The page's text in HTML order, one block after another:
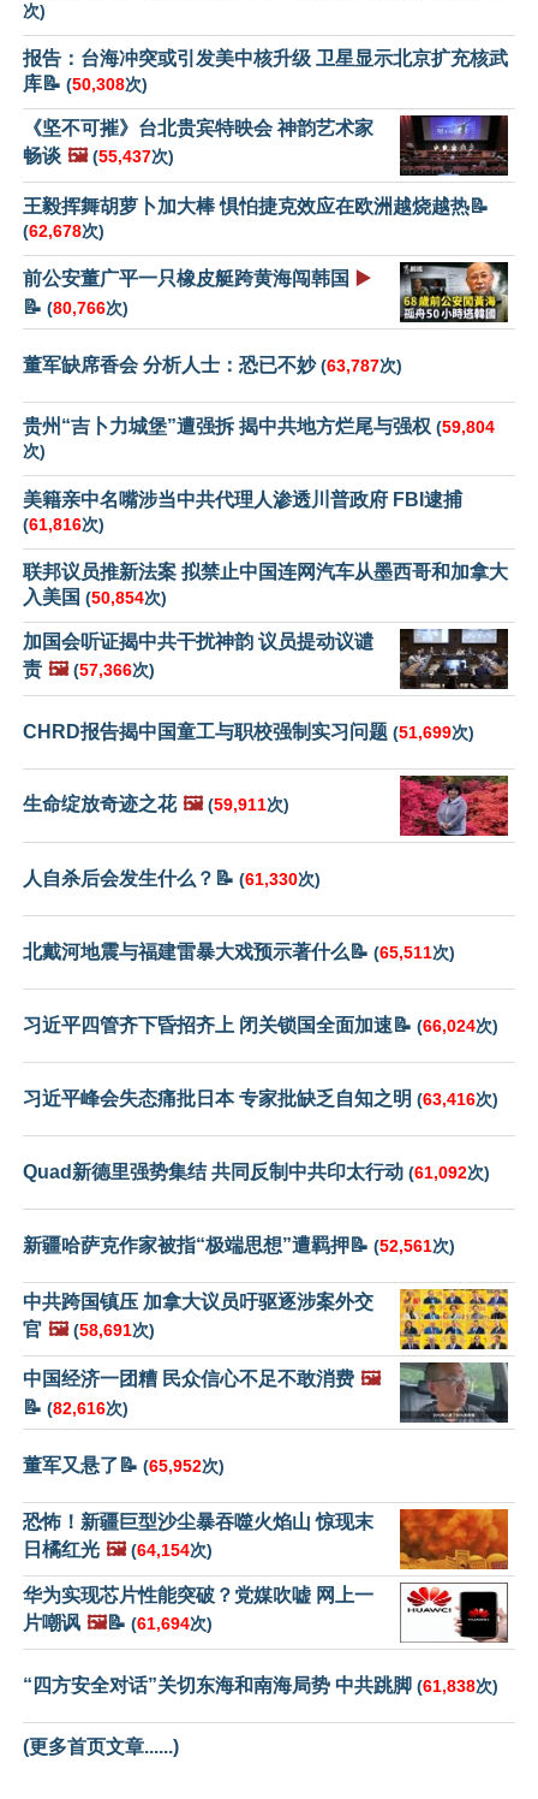
次)
报告：台海冲突或引发美中核升级 卫星显示北京扩充核武
库📝 (50,308次)
《坚不可摧》台北贵宾特映会 神韵艺术家
畅谈 🖼️ (55,437次)
王毅挥舞胡萝卜加大棒 惧怕捷克效应在欧洲越烧越热📝
(62,678次)
前公安董广平一只橡皮艇跨黄海闯韩国 ▶️
📝 (80,766次)
董军缺席香会 分析人士：恐已不妙(63,787次)
贵州“吉卜力城堡”遭强拆 揭中共地方烂尾与强权 (59,804
次)
美籍亲中名嘴涉当中共代理人渗透川普政府 FBI逮捕
(61,816次)
联邦议员推新法案 拟禁止中国连网汽车从墨西哥和加拿大
入美国 (50,854次)
加国会听证揭中共干扰神韵 议员提动议谴
责 🖼️ (57,366次)
CHRD报告揭中国童工与职校强制实习问题 (51,699次)
生命绽放奇迹之花 🖼️ (59,911次)
人自杀后会发生什么？📝 (61,330次)
北戴河地震与福建雷暴大戏预示著什么📝 (65,511次)
习近平四管齐下昏招齐上 闭关锁国全面加速📝 (66,024次)
习近平峰会失态痛批日本 专家批缺乏自知之明 (63,416次)
Quad新德里强势集结 共同反制中共印太行动 (61,092次)
新疆哈萨克作家被指“极端思想”遭羁押📝 (52,561次)
中共跨国镇压 加拿大议员吁驱逐涉案外交
官 🖼️ (58,691次)
中国经济一团糟 民众信心不足不敢消费 🖼️
📝 (82,616次)
董军又悬了📝 (65,952次)
恐怖！新疆巨型沙尘暴吞噬火焰山 惊现末
日橘红光 🖼️ (64,154次)
华为实现芯片性能突破？党媒吹嘘 网上一
片嘲讽 🖼️📝 (61,694次)
“四方安全对话”关切东海和南海局势 中共跳脚 (61,838次)
(更多首页文章......)